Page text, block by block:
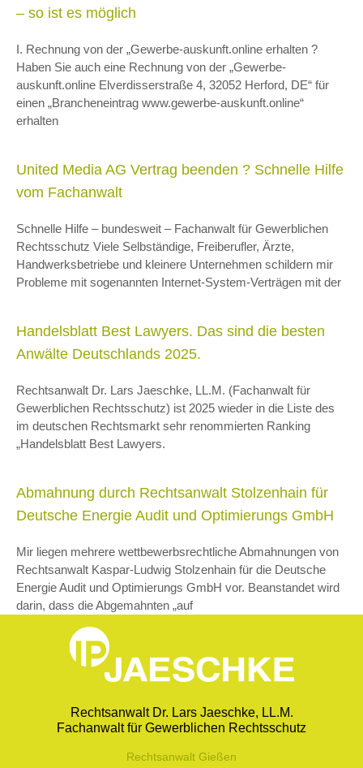
– so ist es möglich
I. Rechnung von der „Gewerbe-auskunft.online erhalten ?
Haben Sie auch eine Rechnung von der „Gewerbe-
auskunft.online Elverdisserstraße 4, 32052 Herford, DE“ für
einen „Brancheneintrag www.gewerbe-auskunft.online“
erhalten
United Media AG Vertrag beenden ? Schnelle Hilfe
vom Fachanwalt
Schnelle Hilfe – bundesweit – Fachanwalt für Gewerblichen
Rechtsschutz Viele Selbständige, Freiberufler, Ärzte,
Handwerksbetriebe und kleinere Unternehmen schildern mir
Probleme mit sogenannten Internet-System-Verträgen mit der
Handelsblatt Best Lawyers. Das sind die besten
Anwälte Deutschlands 2025.
Rechtsanwalt Dr. Lars Jaeschke, LL.M. (Fachanwalt für
Gewerblichen Rechtsschutz) ist 2025 wieder in die Liste des
im deutschen Rechtsmarkt sehr renommierten Ranking
„Handelsblatt Best Lawyers.
Abmahnung durch Rechtsanwalt Stolzenhain für
Deutsche Energie Audit und Optimierungs GmbH
Mir liegen mehrere wettbewerbsrechtliche Abmahnungen von
Rechtsanwalt Kaspar-Ludwig Stolzenhain für die Deutsche
Energie Audit und Optimierungs GmbH vor. Beanstandet wird
darin, dass die Abgemahnten „auf
Rechtsanwalt Dr. Lars Jaeschke, LL.M.
Fachanwalt für Gewerblichen Rechtsschutz
Rechtsanwalt Gießen